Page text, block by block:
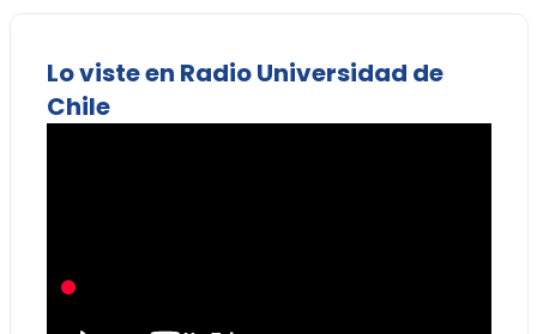
Lo viste en Radio Universidad de
Chile